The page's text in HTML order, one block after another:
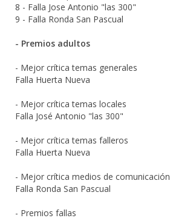
8 - Falla Jose Antonio "las 300"
9 - Falla Ronda San Pascual
- Premios adultos
- Mejor crítica temas generales
Falla Huerta Nueva
- Mejor crítica temas locales
Falla José Antonio "las 300"
- Mejor crítica temas falleros
Falla Huerta Nueva
- Mejor crítica medios de comunicación
Falla Ronda San Pascual
- Premios fallas